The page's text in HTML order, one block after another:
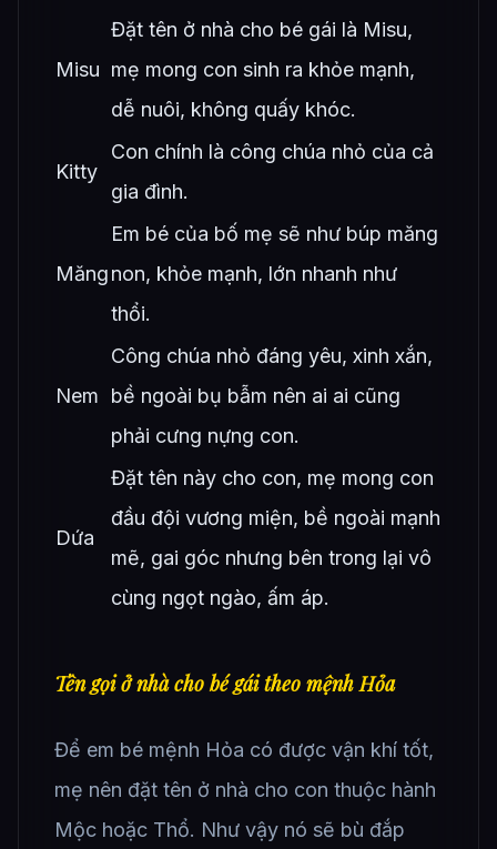
Misu
Đặt tên ở nhà cho bé gái là Misu,
mẹ mong con sinh ra khỏe mạnh,
dễ nuôi, không quấy khóc.
Kitty
Con chính là công chúa nhỏ của cả
gia đình.
Măng
Em bé của bố mẹ sẽ như búp măng
non, khỏe mạnh, lớn nhanh như
thổi.
Nem
Công chúa nhỏ đáng yêu, xinh xắn,
bề ngoài bụ bẫm nên ai ai cũng
phải cưng nựng con.
Dứa
Đặt tên này cho con, mẹ mong con
đầu đội vương miện, bề ngoài mạnh
mẽ, gai góc nhưng bên trong lại vô
cùng ngọt ngào, ấm áp.
Tên gọi ở nhà cho bé gái theo mệnh Hỏa
Để em bé mệnh Hỏa có được vận khí tốt,
mẹ nên đặt tên ở nhà cho con thuộc hành
Mộc hoặc Thổ. Như vậy nó sẽ bù đắp